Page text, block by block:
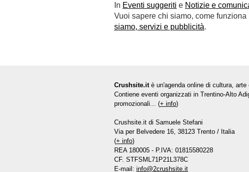
In Eventi suggeriti e Notizie e
Vuoi sapere chi siamo, come
siamo, servizi e pubblicità.
Crushsite.it è un'agenda online di cultura, arte
Contiene eventi organizzati in Trentino-Alto
promozionali... (+ info)
Crushsite.it di Samuele Stefani
Via per Belvedere 16, 38123 Trento / Italia
(+ info)
REA 180005 - P.IVA: 01815580228
CF. STFSML71P21L378C
E-mail: info@2crushsite.it